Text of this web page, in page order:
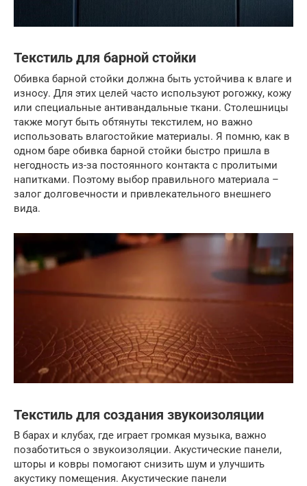
Текстиль для барной стойки
Обивка барной стойки должна быть устойчива к влаге и
износу. Для этих целей часто используют рогожку, кожу
или специальные антивандальные ткани. Столешницы
также могут быть обтянуты текстилем, но важно
использовать влагостойкие материалы. Я помню, как в
одном баре обивка барной стойки быстро пришла в
негодность из-за постоянного контакта с пролитыми
напитками. Поэтому выбор правильного материала –
залог долговечности и привлекательного внешнего
вида.
Текстиль для создания звукоизоляции
В барах и клубах, где играет громкая музыка, важно
позаботиться о звукоизоляции. Акустические панели,
шторы и ковры помогают снизить шум и улучшить
акустику помещения. Акустические панели